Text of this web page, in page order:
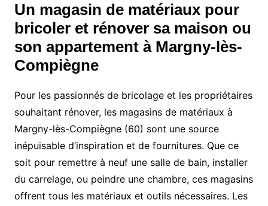
Un magasin de matériaux pour
bricoler et rénover sa maison ou
son appartement à Margny-lès-
Compiègne
Pour les passionnés de bricolage et les propriétaires
souhaitant rénover, les magasins de matériaux à
Margny-lès-Compiègne (60) sont une source
inépuisable d’inspiration et de fournitures. Que ce
soit pour remettre à neuf une salle de bain, installer
du carrelage, ou peindre une chambre, ces magasins
offrent tous les matériaux et outils nécessaires. Les